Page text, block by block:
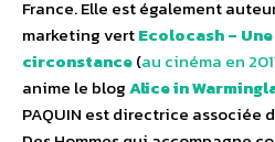
France. Elle est également
marketing vertEcolocash –
circonstance(au cinéma en
anime le blogAlice in
PAQUIN est directrice associée